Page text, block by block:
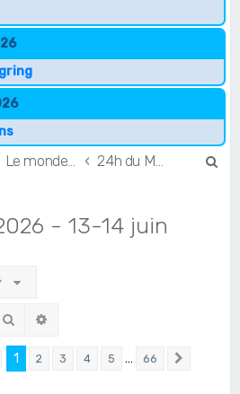
- 13-14 juin
Rechercher
Page sur 66
1 2 3 4 5 … 66